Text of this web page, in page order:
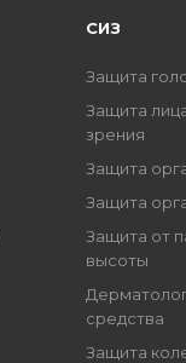
СИЗ
Защита
Защита
зрения
Защита
Защита
Защита от
высоты
средства
Защита